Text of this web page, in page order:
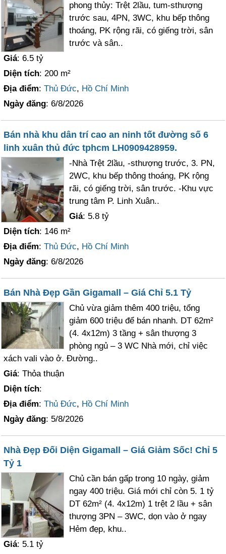
phong thủy: Trệt 2lầu, tum-sthượng
trước sau, 4PN, 3WC, khu bếp thông
thoáng, PK rộng rãi, có giếng trời, sân
trước và sân..
Giá: 6.5 tỷ
Diện tích: 200 m²
Địa điểm:Thủ Đức, Hồ Chí Minh
Ngày đăng: 6/8/2026
Bán nhà khu dân trí cao an ninh tốt đường số 6
linh xuân thủ đức tphcm LH0909428959.
-Nhà Trệt 2lầu, -sthượng trước, 3. PN,
2WC, khu bếp thông thoáng, PK rộng
rãi, có giếng trời, sân trước. -Khu vực
trung tâm P. Linh Xuân..
Giá: 5.8 tỷ
Diện tích: 146 m²
Địa điểm:Thủ Đức, Hồ Chí Minh
Ngày đăng: 6/8/2026
Bán Nhà Đẹp Gần Gigamall – Giá Chỉ 5.1 Tỷ
Chủ vừa giảm thêm 400 triệu, tổng
giảm 600 triệu để bán nhanh. DT 62m²
(4. 4x12m) 3 tầng + sân thượng 3
phòng ngủ – 3 WC Nhà mới, chỉ việc
xách vali vào ở. Đường..
Giá: Thỏa thuận
Diện tích:
Địa điểm:Thủ Đức, Hồ Chí Minh
Ngày đăng: 5/8/2026
Nhà Đẹp Đối Diện Gigamall – Giá Giảm Sốc! Chỉ 5
Tỷ 1
Chủ cần bán gấp trong 10 ngày, giảm
ngay 400 triệu. Giá mới chỉ còn 5. 1 tỷ
DT 62m² (4. 4x12m) 1 trệt 2 lầu + sân
thượng 3PN – 3WC, dọn vào ở ngay
Hẻm đẹp, khu..
Giá: 5.1 tỷ